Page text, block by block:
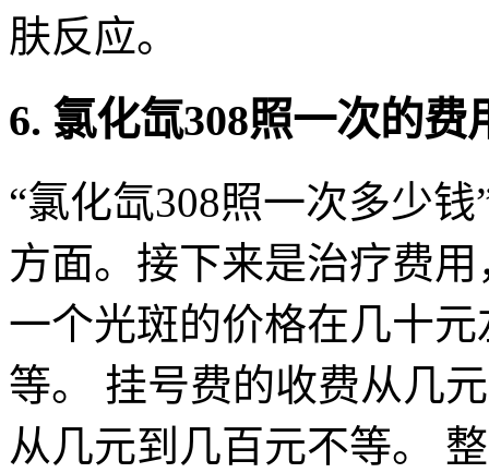
肤反应。
6. 氯化氙308照一次的费
“氯化氙308照一次多少
方面。接下来是治疗费
一个光斑的价格在几十
等。 挂号费的收费从几
从几元到几百元不等。